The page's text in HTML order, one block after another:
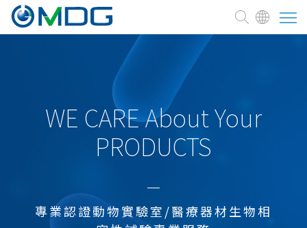
熱門焦點
WE CARE About Your
PRODUCTS
專業認證動物實驗室/醫療器材生物相